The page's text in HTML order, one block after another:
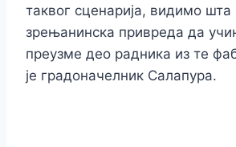
таквог сценарија, видимо
зрењанинска привреда да
преузме део радника из те
је градоначелник